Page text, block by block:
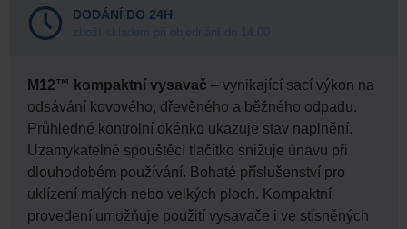
DODÁNÍ DO 24H
M12™ kompaktní vysavač – vynikající sací výkon na
odsávání kovového, dřevěného a běžného odpadu.
Průhledné kontrolní okénko ukazuje stav naplnění.
Uzamykatelné spouštěcí tlačítko snižuje únavu při
dlouhodobém používání. Bohaté příslušenství pro
uklízení malých nebo velkých ploch. Kompaktní
provedení umožňuje použití vysavače i ve stísněných